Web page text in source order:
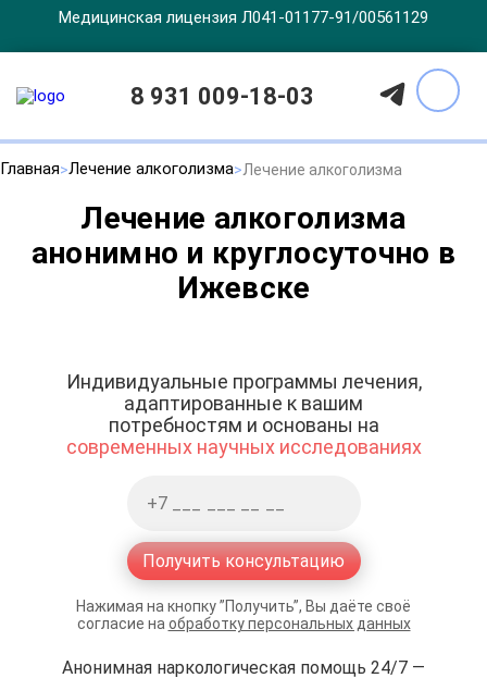
Медицинская лицензия Л041-01177-91/00561129
8 931 009-18-03
Главная Лечение алкоголизма Лечение алкоголизма
Лечение алкоголизма
анонимно и круглосуточно в
Ижевске
Индивидуальные программы лечения,
адаптированные к вашим
потребностям и основаны на
современных научных исследованиях
Получить консультацию
Нажимая на кнопку ”Получить”, Вы даёте своё
согласие на обработку персональных данных
Анонимная наркологическая помощь 24/7 —